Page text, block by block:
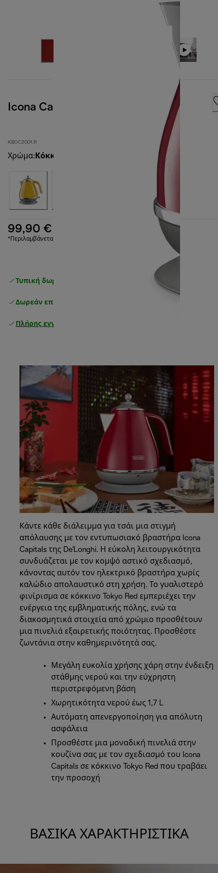
Icona Capitals Tokyo Red
KBOC2001.R
Χρώμα: Κόκκινο
99,90 €
*Περιλαμβάνεται ΦΠΑ
Τυπική δωρεάν παράδοση
Δωρεάν επιστροφές
Πλήρης εγγύηση κατασκευαστή
Κάντε κάθε διάλειμμα για τσάι μια στιγμή
απόλαυσης με τον εντυπωσιακό βραστήρα Icona
Capitals της De'Longhi. Η εύκολη λειτουργικότητα
συνδυάζεται με τον κομψό αστικό σχεδιασμό,
κάνοντας αυτόν τον ηλεκτρικό βραστήρα χωρίς
καλώδιο απολαυστικό στη χρήση. Το γυαλιστερό
φινίρισμα σε κόκκινο Tokyo Red εμπεριέχει την
ενέργεια της εμβληματικής πόλης, ενώ τα
διακοσμητικά στοιχεία από χρώμιο προσθέτουν
μια πινελιά εξαιρετικής ποιότητας. Προσθέστε
ζωντάνια στην καθημερινότητά σας.
Μεγάλη ευκολία χρήσης χάρη στην ένδειξη
στάθμης νερού και την εύχρηστη
περιστρεφόμενη βάση
Χωρητικότητα νερού έως 1,7 L
Αυτόματη απενεργοποίηση για απόλυτη
ασφάλεια
Προσθέστε μια μοναδική πινελιά στην
κουζίνα σας με τον σχεδιασμό του Icona
Capitals σε κόκκινο Tokyo Red που τραβάει
την προσοχή
ΒΑΣΙΚΆ ΧΑΡΑΚΤΗΡΙΣΤΙΚΆ